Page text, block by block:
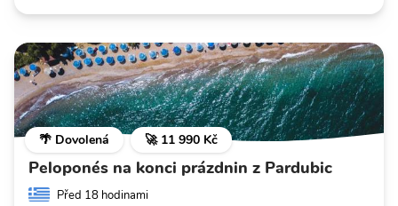
🌴 Dovolená 🚀 11 990 Kč
Peloponés na konci prázdnin z Pardubic
Před 18 hodinami